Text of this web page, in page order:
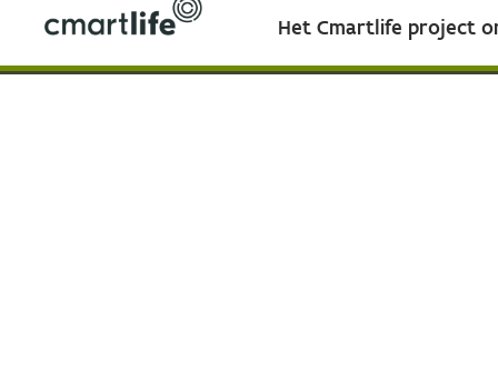
Het Cmartlife project